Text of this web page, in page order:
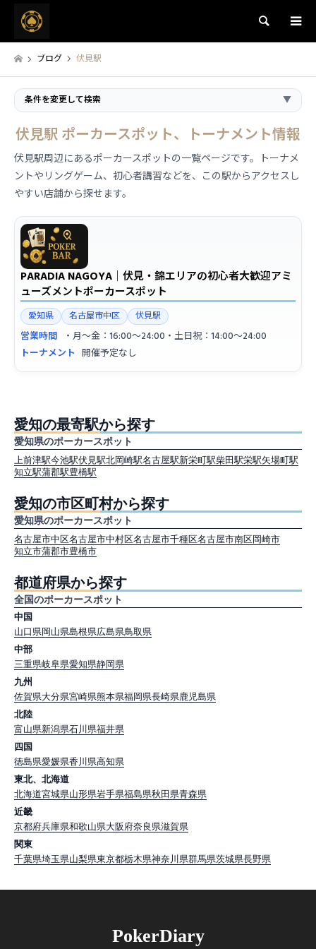
検索
ブログ 伏見駅
条件を変更して検索 ▼
伏見駅 ポーカースポット、トーナメント情報
伏見駅周辺にあるポーカースポットの一覧ページです。トーナメ
ントやリングゲーム、初心者講習などを、この駅からアクセスし
やすい店舗から探せます。
PARADIA NAGOYA｜伏見・錦エリアの初心者大歓迎アミ
ューズメントポーカースポット
愛知県 名古屋市中区 伏見駅
営業時間
・月〜金：16:00〜24:00・土日祝：14:00〜24:00
トーナメント 開催予定なし
愛知の最寄駅から探す
愛知県のポーカースポット
上前津駅今池駅伏見駅北岡崎駅名古屋駅新栄町駅柴田駅栄駅矢場町駅
知立駅蒲郡駅豊橋駅
愛知の市区町村から探す
愛知県のポーカースポット
名古屋市中区名古屋市中村区名古屋市千種区名古屋市南区岡崎市
知立市蒲郡市豊橋市
都道府県から探す
全国のポーカースポット
中国
山口県岡山県島根県広島県鳥取県
中部
三重県岐阜県愛知県静岡県
九州
佐賀県大分県宮崎県熊本県福岡県長崎県鹿児島県
北陸
富山県新潟県石川県福井県
四国
徳島県愛媛県香川県高知県
東北、北海道
北海道宮城県山形県岩手県福島県秋田県青森県
近畿
京都府兵庫県和歌山県大阪府奈良県滋賀県
関東
千葉県埼玉県山梨県東京都栃木県神奈川県群馬県茨城県長野県
PokerDiary